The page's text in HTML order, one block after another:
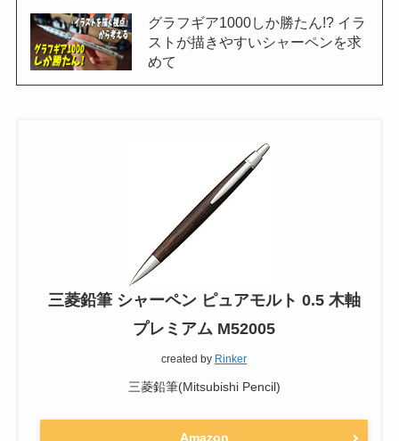
グラフギア1000しか勝たん!? イラ
ストが描きやすいシャーペンを求
めて
三菱鉛筆 シャーペン ピュアモルト 0.5 木軸
プレミアム M52005
created by Rinker
三菱鉛筆(Mitsubishi Pencil)
Amazon